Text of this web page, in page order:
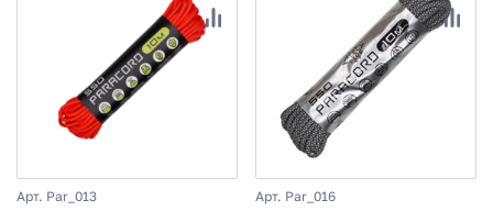
Арт. Par_013 Арт. Par_016